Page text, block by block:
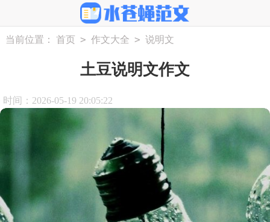
当前位置： 首页 > 作文大全 > 说明文
土豆说明文作文
时间：2026-05-19 20:05:22